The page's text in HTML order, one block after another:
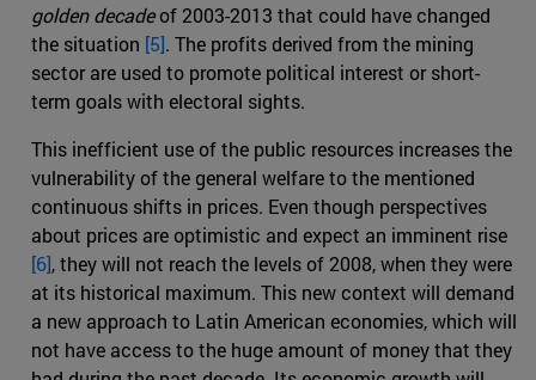
golden decadeof 2003-2013 that could have changed
the situation [5]. The profits derived from the mining
sector are used to promote political interest or short-
term goals with electoral sights.
This inefficient use of the public resources increases the
vulnerability of the general welfare to the mentioned
continuous shifts in prices. Even though perspectives
about prices are optimistic and expect an imminent rise
[6], they will not reach the levels of 2008, when they were
at its historical maximum. This new context will demand
a new approach to Latin American economies, which will
not have access to the huge amount of money that they